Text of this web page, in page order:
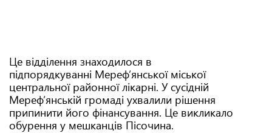
Це відділення знаходилося в
підпорядкуванні Мереф’янської міської
центральної районної лікарні. У сусідній
Мереф’янській громаді ухвалили рішення
припинити його фінансування. Це викликало
обурення у мешканців Пісочина.